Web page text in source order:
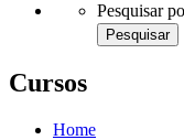
Pesquisar
Cursos
Home